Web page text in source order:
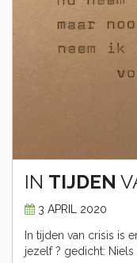
IN TIJDEN
3 APRIL 2020
In tijden van crisis is
jezelf ? gedicht: Niels